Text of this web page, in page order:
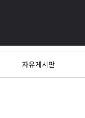
자유게시판